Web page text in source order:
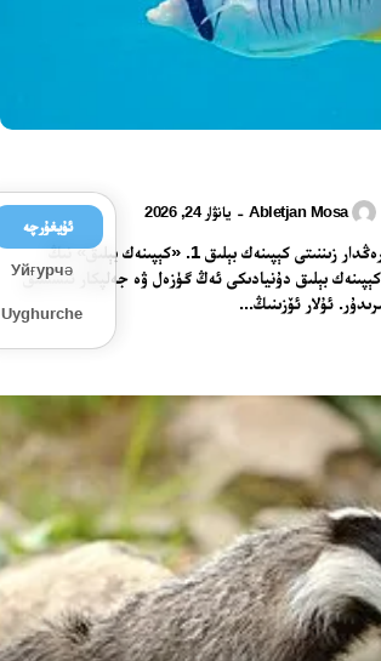
Abletjan Mosa
- يانۋار 24, 2026
دېڭىز ئاستى دۇنياسىنىڭ رەڭدار زىننىتى كېپىنەك بېلىق 1. «كېپىنەك بېلىق» نىڭ
بېلىق دۇنيادىكى ئەڭ گۈزەل ۋە جەلپكار ئىسسىق
ئۇلار ئۆزىنىڭ...
ئۇيغۇرچە
Уйғурчә
Uyghurche